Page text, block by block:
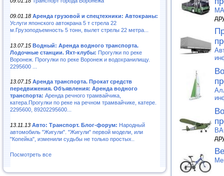
09.01.18 Аренда грузовой и спецтехники: Автокраны:
Услуги японского автокрана 5 т стрела 22
м.Грузоподъемность 5 тонн, вылет стрелы 22 метра...
13.07.15 Водный: Аренда водного транспорта.
Лодочные станции. Яхт-клубы: Прогулки по реке
Воронеж. Прогулки по реке Воронеж и водохранилищу.
2295600 ...
13.07.15 Аренда транспорта. Прокат средств
передвижения. Объявления: Аренда водного
транспорта: Аренда речного трамвайчика,
катера.Прогулки по реке на речном трамвайчике, катере.
2295600, 89202295600...
13.11.13 Авто: Транспорт. Блог-форум: Народный
автомобиль "Жигули". "Жигули" первой модели, или
"Копейка", изменили судьбы не только простых..
Посмотреть все